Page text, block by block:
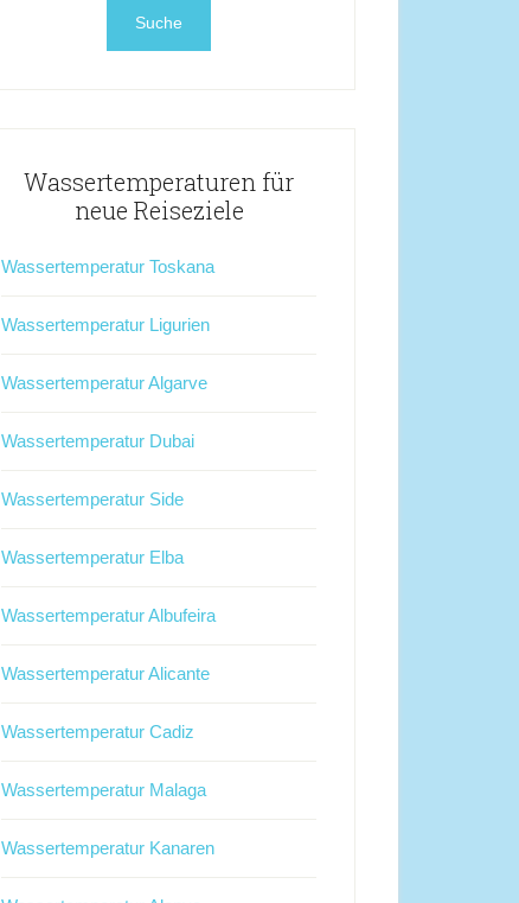
Wassertemperaturen für
neue Reiseziele
Wassertemperatur Toskana
Wassertemperatur Ligurien
Wassertemperatur Algarve
Wassertemperatur Dubai
Wassertemperatur Side
Wassertemperatur Elba
Wassertemperatur Albufeira
Wassertemperatur Alicante
Wassertemperatur Cadiz
Wassertemperatur Malaga
Wassertemperatur Kanaren